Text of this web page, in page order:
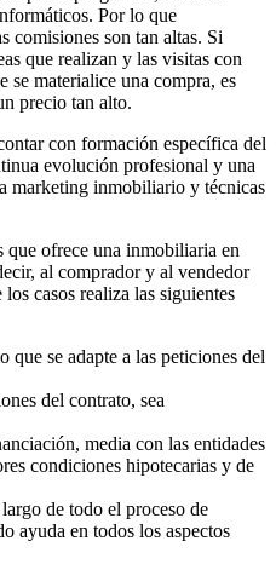
Por lo que
comisiones son tan altas. Si
que realizan y las visitas con
se materialice una compra, es
precio tan alto.
con formación específica del
evolución profesional y una
marketing inmobiliario y técnicas
ofrece una inmobiliaria en
al comprador y al vendedor
casos realiza las siguientes
que se adapte a las peticiones del
del contrato, sea
media con las entidades
condiciones hipotecarias y de
de todo el proceso de
ayuda en todos los aspectos